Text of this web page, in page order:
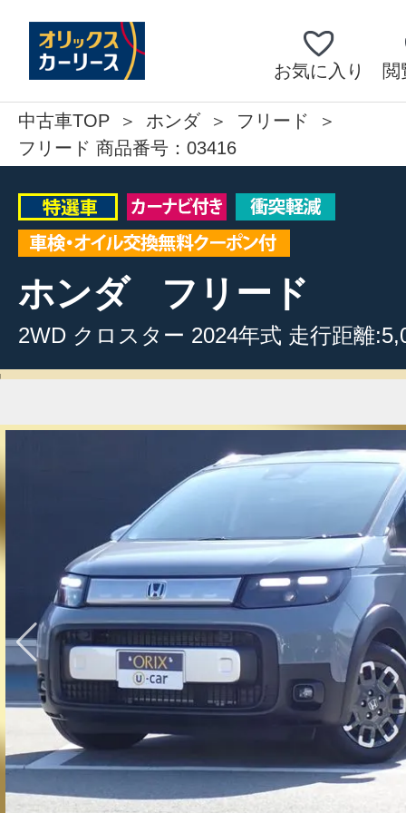
お気に入り 閲
中古車TOP ホンダ
フリード
フリード 商品番号：03416
ホンダ フリード
2WD クロスター 2024年式 走行距離